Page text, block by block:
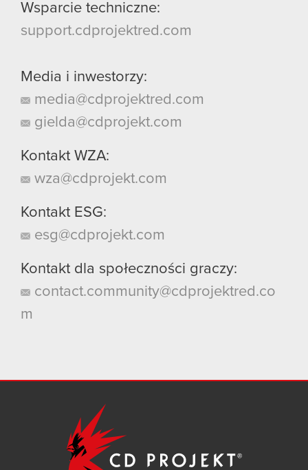
Wsparcie techniczne:
support.cdprojektred.com
Media i inwestorzy:
media@cdprojektred.com
gielda@cdprojekt.com
Kontakt WZA:
wza@cdprojekt.com
Kontakt ESG:
esg@cdprojekt.com
Kontakt dla społeczności graczy:
contact.community@cdprojektred.co
m